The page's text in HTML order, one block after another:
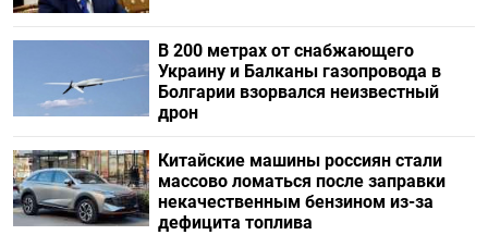
В 200 метрах от снабжающего
Украину и Балканы газопровода в
Болгарии взорвался неизвестный
дрон
Китайские машины россиян стали
массово ломаться после заправки
некачественным бензином из-за
дефицита топлива